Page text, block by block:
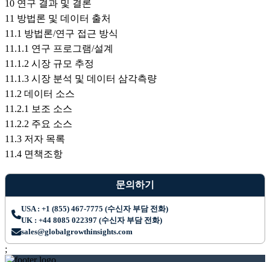
10 연구 결과 및 결론
11 방법론 및 데이터 출처
11.1 방법론/연구 접근 방식
11.1.1 연구 프로그램/설계
11.1.2 시장 규모 추정
11.1.3 시장 분석 및 데이터 삼각측량
11.2 데이터 소스
11.2.1 보조 소스
11.2.2 주요 소스
11.3 저자 목록
11.4 면책조항
문의하기
USA : +1 (855) 467-7775 (수신자 부담 전화)
UK : +44 8085 022397 (수신자 부담 전화)
sales@globalgrowthinsights.com
;